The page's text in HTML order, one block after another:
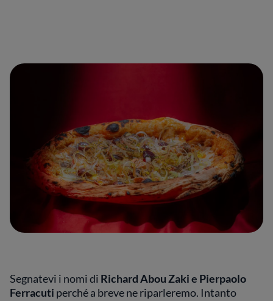
Segnatevi i nomi di Richard Abou Zaki e Pierpaolo
Ferracuti perché a breve ne riparleremo. Intanto